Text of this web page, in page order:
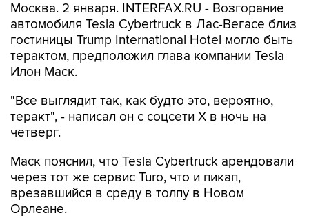
Москва. 2 января. INTERFAX.RU - Возгорание
автомобиля Tesla Cybertruck в Лас-Вегасе близ
гостиницы Trump International Hotel могло быть
терактом, предположил глава компании Tesla
Илон Маск.
"Все выглядит так, как будто это, вероятно,
теракт", - написал он с соцсети X в ночь на
четверг.
Маск пояснил, что Tesla Cybertruck арендовали
через тот же сервис Turo, что и пикап,
врезавшийся в среду в толпу в Новом
Орлеане.